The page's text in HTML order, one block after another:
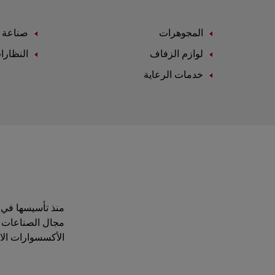
المجوهرات صناعة
لوازم الزفاف
خدمات الرعاية
مجال الصناعات
الأكسسوارات